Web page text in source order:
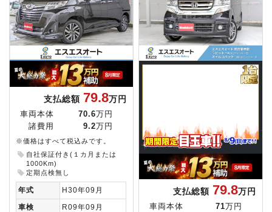
支払総額 79.8万円
車両本体 70.6万円
諸費用
9.2万円
※価格はすべて税込みです。
自社保証付き(１カ月または
1000Km)
定期点検無し
年式
H30年09月
車検
R09年09月
支払総額 79.8万円
車両本体 71万円